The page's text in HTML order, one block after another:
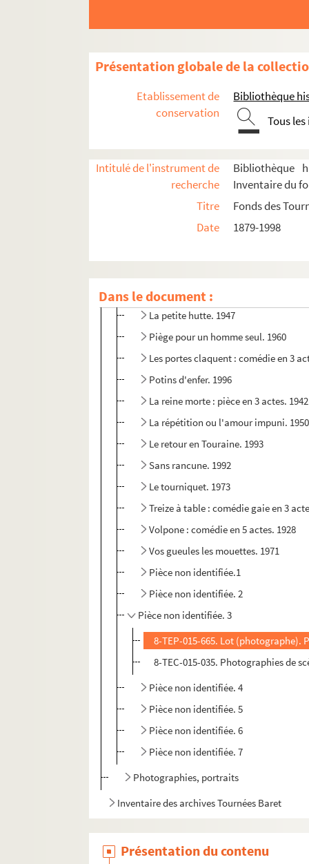
Présentation globale de la
Etablissement de
conservation
Bibliothèque
Tous
Intitulé de l'instrument de
recherche
Bibliothèque
Inventaire du
Titre
Fonds des
Date
1879-1998
Dans le document :
Les joies de la famille. 1960
J'y suis... j'y reste. 1950
Knock ou le triomphe de la
Le mariage de Mlle Beulemans :
La mienne s'appelait Régine. 1986
Un mois à la campagne. 1963
Monsieur Amédée. 1991
Patate : pièce en 3 actes. 1957
La petite hutte. 1947
Piège pour un homme seul. 1960
Les portes claquent : comédie en 3
Potins d'enfer. 1996
La reine morte : pièce en 3 actes. 1942
La répétition ou l'amour impuni. 1950
Le retour en Touraine. 1993
Sans rancune. 1992
Le tourniquet. 1973
Treize à table : comédie gaie en 3
Volpone : comédie en 5 actes. 1928
Vos gueules les mouettes. 1971
Pièce non identifiée.1
Pièce non identifiée. 2
Pièce non identifiée. 3
8-TEP-015-665. Lot (photographe).
8-TEC-015-035. Photographies de
Pièce non identifiée. 4
Pièce non identifiée. 5
Pièce non identifiée. 6
Pièce non identifiée. 7
Photographies, portraits
Inventaire des archives Tournées Baret
Présentation du contenu